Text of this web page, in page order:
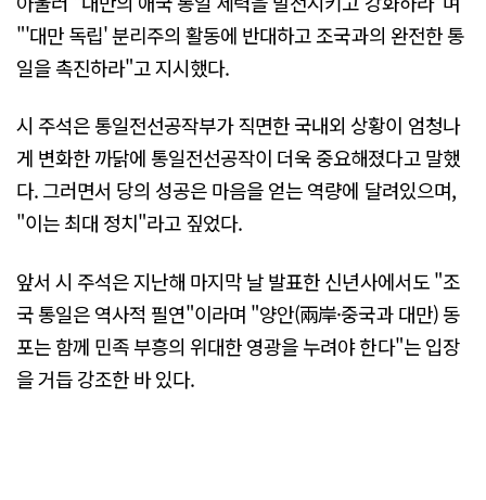
"'대만 독립' 분리주의 활동에 반대하고 조국과의 완전한 통
일을 촉진하라"고 지시했다.
시 주석은 통일전선공작부가 직면한 국내외 상황이 엄청나
게 변화한 까닭에 통일전선공작이 더욱 중요해졌다고 말했
다. 그러면서 당의 성공은 마음을 얻는 역량에 달려있으며,
"이는 최대 정치"라고 짚었다.
앞서 시 주석은 지난해 마지막 날 발표한 신년사에서도 "조
국 통일은 역사적 필연"이라며 "양안(兩岸·중국과 대만) 동
포는 함께 민족 부흥의 위대한 영광을 누려야 한다"는 입장
을 거듭 강조한 바 있다.